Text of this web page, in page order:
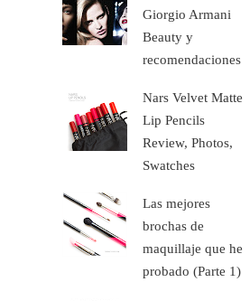
Giorgio Armani
Beauty y
recomendaciones
Nars Velvet Matte
Lip Pencils
Review, Photos,
Swatches
Las mejores
brochas de
maquillaje que he
probado (Parte 1)